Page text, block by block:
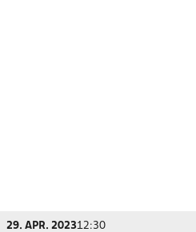
29. APR. 202312:30